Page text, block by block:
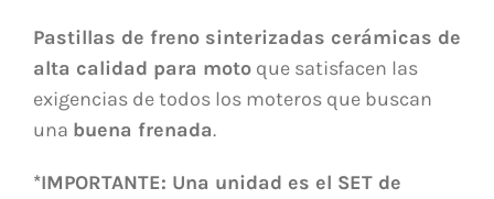
Pastillas de freno sinterizadas cerámicas de
alta calidad para motoque satisfacen las
exigencias de todos los moteros que buscan
una buena frenada.
*IMPORTANTE: Una unidad es el SET de